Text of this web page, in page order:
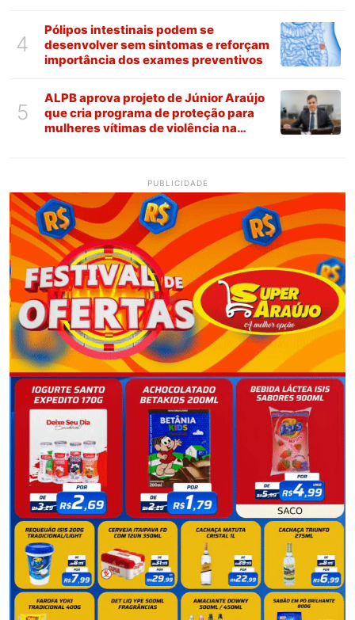
4
Pólipos intestinais podem se
desenvolver sem sintomas e reforçam
importância dos exames preventivos
5
ALPB aprova projeto de Júnior Araújo
que cria programa de proteção para
mulheres vítimas de violência na
PUBLICIDADE